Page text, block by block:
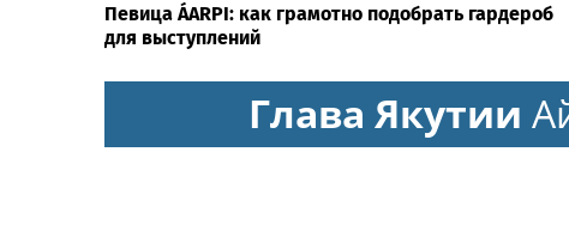
Певица ÁARPI: как грамотно подобрать гардероб
для выступлений
Глава Якутии